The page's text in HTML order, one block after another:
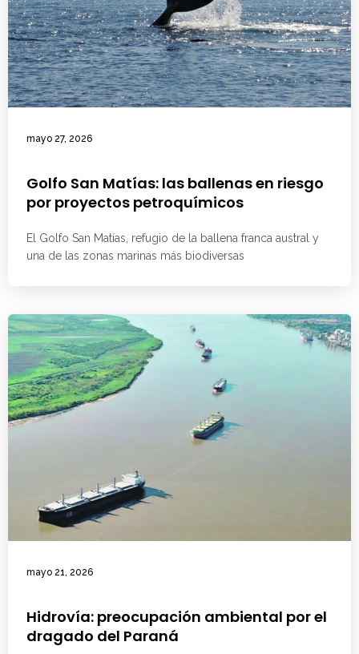
mayo 27, 2026
Golfo San Matías: las ballenas en riesgo
por proyectos petroquímicos
El Golfo San Matías, refugio de la ballena franca austral y
una de las zonas marinas más biodiversas
mayo 21, 2026
Hidrovía: preocupación ambiental por el
dragado del Paraná